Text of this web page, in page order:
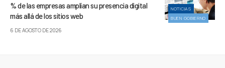
NOTICIAS
BUEN GOBIERNO
% de las empresas amplían su presencia digital
más allá de los sitios web
6 DE AGOSTO DE 2026